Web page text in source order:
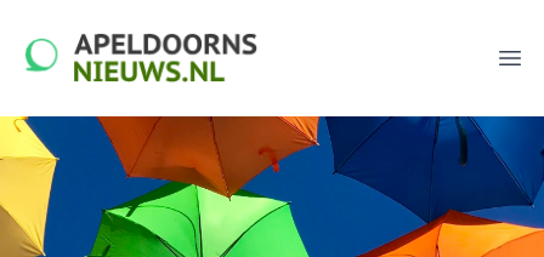
apeldoornsnieuws.nl